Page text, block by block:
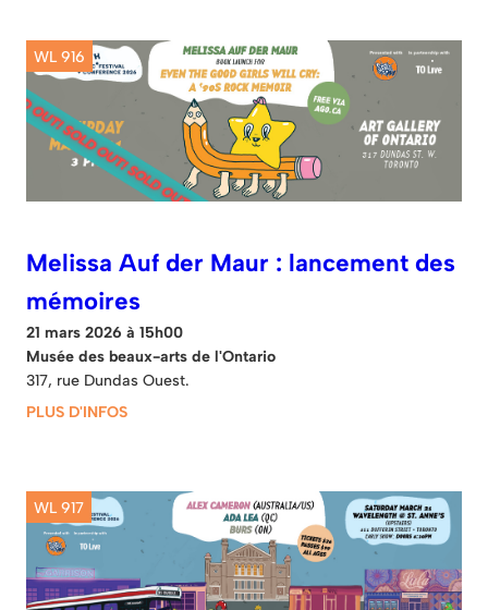
WL 916
Melissa Auf der Maur : lancement des
mémoires
21 mars 2026 à 15h00
Musée des beaux-arts de l'Ontario
317, rue Dundas Ouest.
PLUS D'INFOS
WL 917